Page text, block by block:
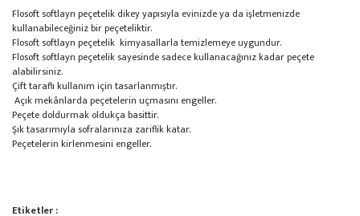
Flosoft softlayn peçetelik dikey yapısıyla evinizde ya da işletmenizde
kullanabileceğiniz bir peçeteliktir.
Flosoft softlayn peçetelik kimyasallarla temizlemeye uygundur.
Flosoft softlayn peçetelik sayesinde sadece kullanacağınız kadar peçete
alabilirsiniz.
Çift taraflı kullanım için tasarlanmıştır.
Açık mekânlarda peçetelerin uçmasını engeller.
Peçete doldurmak oldukça basittir.
Şık tasarımıyla sofralarınıza zariflik katar.
Peçetelerin kirlenmesini engeller.
Bu ürünün fiyat bilgisi, resim, ürün açıklamalarında ve diğer konularda
Etiketler :